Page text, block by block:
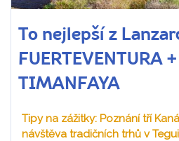
To nejlepší z
FUERTEVENTURA
TIMANFAYA
Tipy na zážitky: Poznání tří
návštěva tradičních trhů v